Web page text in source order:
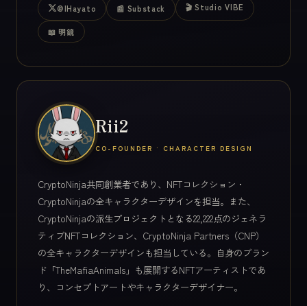
@IHayato 📰 Substack 🎬 Studio VIBE
📖 明鏡
Rii2
CO-FOUNDER · CHARACTER DESIGN
CryptoNinja共同創業者であり、NFTコレクション・
CryptoNinjaの全キャラクターデザインを担当。また、
CryptoNinjaの派生プロジェクトとなる22,222点のジェネラ
ティブNFTコレクション、CryptoNinja Partners（CNP）
の全キャラクターデザインも担当している。自身のブラン
ド「TheMafiaAnimals」も展開するNFTアーティストであ
り、コンセプトアートやキャラクターデザイナー。